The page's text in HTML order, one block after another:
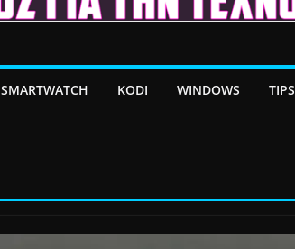
SMARTWATCH KODI WINDOWS TIPS